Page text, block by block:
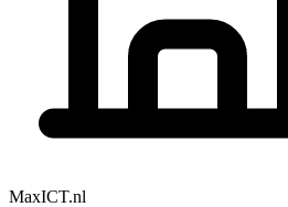
MaxICT.nl